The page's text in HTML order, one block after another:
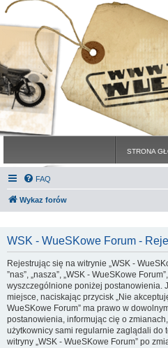
STRONA
FAQ
Wykaz forów
WSK - WueSKowe Forum -
Rejestrując się na witrynie „WSK -
”nas”, „nasza”, „WSK - WueSKowe
wyszczególnione poniżej postanowienia.
miejsce, naciskając przycisk „Nie
WueSKowe Forum” ma prawo w
postanowienia, informując cię o
użytkownicy sami regularnie zaglądali do
witryny „WSK - WueSKowe Forum” po